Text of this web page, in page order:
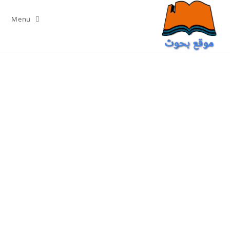
content
Menu